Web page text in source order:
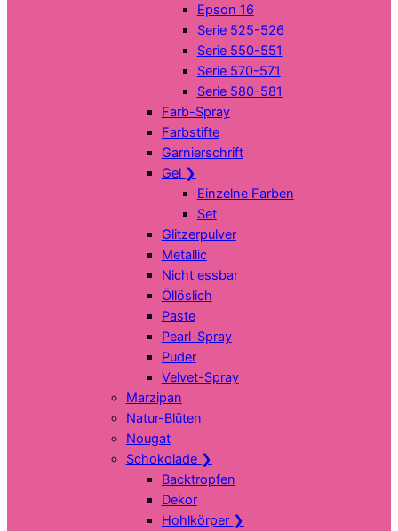
Epson 16
Serie 525-526
Serie 550-551
Serie 570-571
Serie 580-581
Farb-Spray
Farbstifte
Garnierschrift
Gel ❯
Einzelne Farben
Set
Glitzerpulver
Metallic
Nicht essbar
Öllöslich
Paste
Pearl-Spray
Puder
Velvet-Spray
Marzipan
Natur-Blüten
Nougat
Schokolade ❯
Backtropfen
Dekor
Hohlkörper ❯